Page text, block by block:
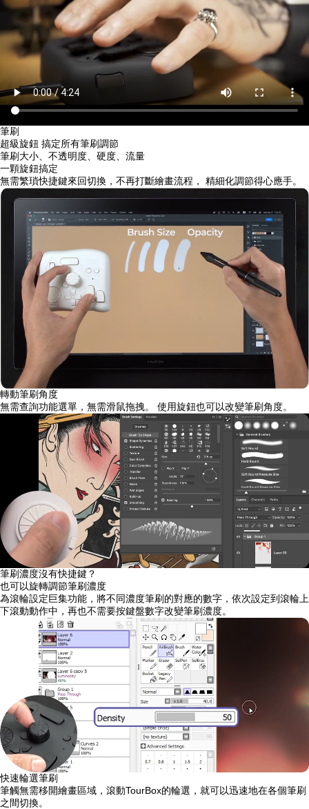
筆刷
超級旋鈕 搞定所有筆刷調節
筆刷大小、不透明度、硬度、流量
一顆旋鈕搞定
無需繁瑣快捷鍵來回切換，不再打斷繪畫流程， 精細化調節得心應手。
轉動筆刷角度
無需查詢功能選單，無需滑鼠拖拽。 使用旋鈕也可以改變筆刷角度。
筆刷濃度沒有快捷鍵？
也可以旋轉調節筆刷濃度
為滾輪設定巨集功能，將不同濃度筆刷的對應的數字，依次設定到滾輪上
下滾動動作中，再也不需要按鍵盤數字改變筆刷濃度。
快速輪選筆刷
筆觸無需移開繪畫區域，滾動TourBox的輪選，就可以迅速地在各個筆刷
之間切換。